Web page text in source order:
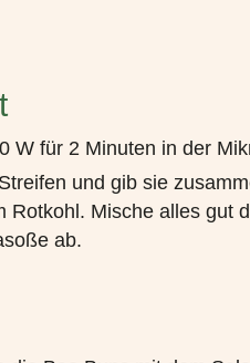
W für 2 Minuten in der
und gib sie
Rotkohl. Mische alles gut
ab.